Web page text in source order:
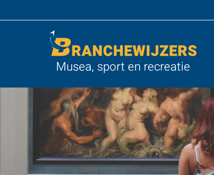
Musea, sport en recreatie